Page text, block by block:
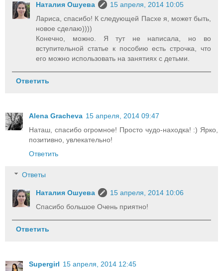
Наталия Ошуева
15 апреля, 2014 10:05
Лариса, спасибо! К следующей Пасхе я, может быть,
новое сделаю))))
Конечно, можно. Я тут не написала, но во
вступительной статье к пособию есть строчка, что
его можно использовать на занятиях с детьми.
Ответить
Alena Gracheva 15 апреля, 2014 09:47
Наташ, спасибо огромное! Просто чудо-находка! :) Ярко,
позитивно, увлекательно!
Ответить
Ответы
Наталия Ошуева
15 апреля, 2014 10:06
Спасибо большое Очень приятно!
Ответить
Supergirl 15 апреля, 2014 12:45